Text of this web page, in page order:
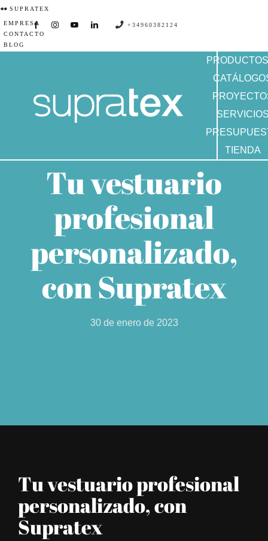
Saltar
al
contenido
SUPRATEX
EMPRESA
CONTACTO
BLOG
+34960382124
PRODUCTOS
TIENDA
Tu vestuario
profesional
personalizado,
con Supratex
30 de enero de 2023
Tu vestuario profesional
personalizado, con
Supratex